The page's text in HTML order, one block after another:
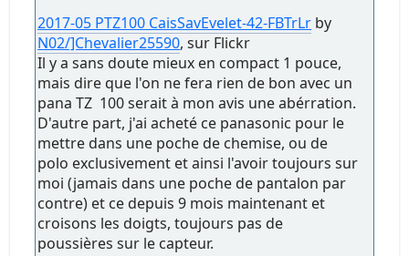
2017-05 PTZ100 CaisSavEvelet-42-FBTrLr by
N02/]Chevalier25590, sur Flickr
Il y a sans doute mieux en compact 1 pouce,
mais dire que l'on ne fera rien de bon avec un
pana TZ 100 serait à mon avis une abérration.
D'autre part, j'ai acheté ce panasonic pour le
mettre dans une poche de chemise, ou de
polo exclusivement et ainsi l'avoir toujours sur
moi (jamais dans une poche de pantalon par
contre) et ce depuis 9 mois maintenant et
croisons les doigts, toujours pas de
poussières sur le capteur.